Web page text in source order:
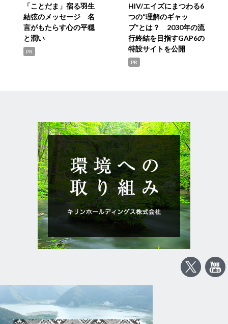
「ことだま」宿る羽生
結弦のメッセージ 名
言がもたらす心の平穏
と潤い
PR
HIV/エイズにまつわる6
つの“理解のギャッ
プ”とは？ 2030年の流
行終結を目指すGAP6の
特設サイトを公開
PR